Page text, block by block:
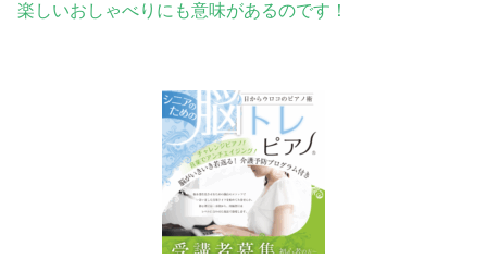
楽しいおしゃべりにも意味があるのです！